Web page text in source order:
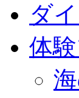
ダ
体